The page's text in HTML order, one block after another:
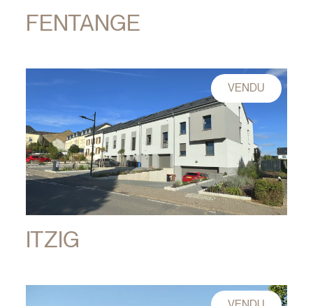
FENTANGE
VENDU
ITZIG